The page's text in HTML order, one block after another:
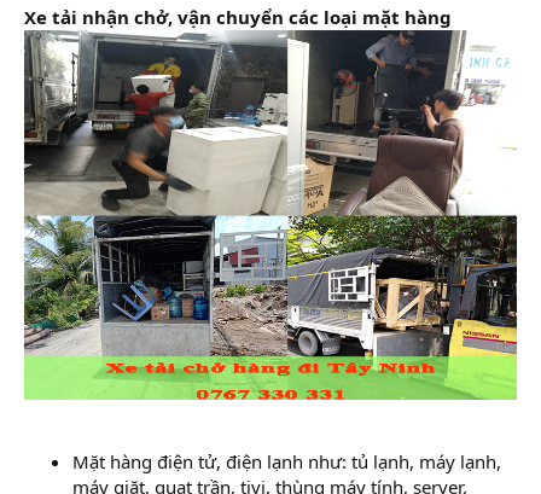
Xe tải nhận chở, vận chuyển các loại mặt hàng
Mặt hàng điện tử, điện lạnh như: tủ lạnh, máy lạnh,
máy giặt, quạt trần, tivi, thùng máy tính, server,